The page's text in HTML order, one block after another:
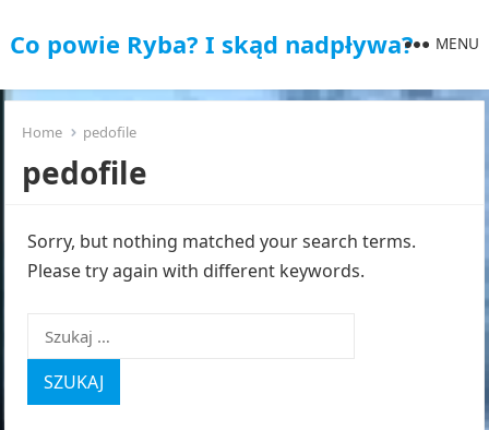
Co powie Ryba? I skąd nadpływa? MENU
Home pedofile
pedofile
Sorry, but nothing matched your search terms.
Please try again with different keywords.
Szukaj: